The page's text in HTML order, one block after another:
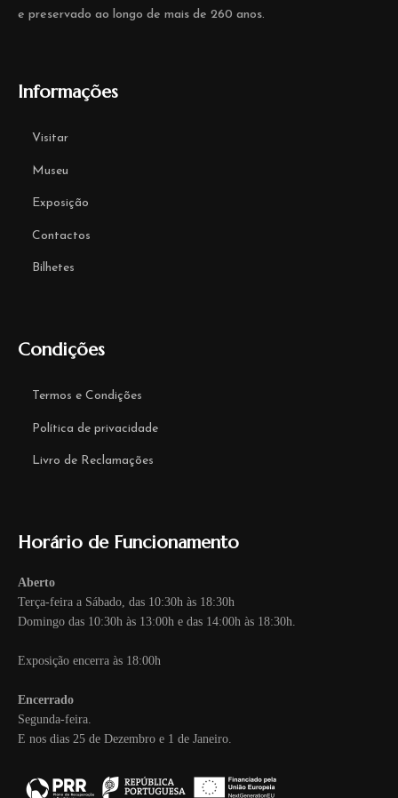
e preservado ao longo de mais de 260 anos.
Informações
Visitar
Museu
Exposição
Contactos
Bilhetes
Condições
Termos e Condições
Política de privacidade
Livro de Reclamações
Horário de Funcionamento
Aberto
Terça-feira a Sábado, das 10:30h às 18:30h
Domingo das 10:30h às 13:00h e das 14:00h às 18:30h.
Exposição encerra às 18:00h
Encerrado
Segunda-feira.
E nos dias 25 de Dezembro e 1 de Janeiro.